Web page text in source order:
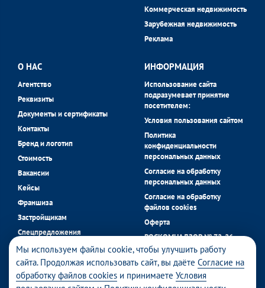
Мы используем файлы cookie, чтобы улучшить работу
сайта. Продолжая использовать сайт, вы даёте Согласие на
обработку файлов cookies и принимаете Условия
Коммерческая недвижимость
Зарубежная недвижимость
Реклама
О НАС
Агентство
Реквизиты
Документы и сертификаты
Контакты
Бренд и логотип
Стоимость
Вакансии
Кейсы
Франшиза
Застройщикам
Спецпредложения
Блог
ИНФОРМАЦИЯ
Использование сайта
подразумевает принятие
посетителем:
Условия пользования сайтом
Политика
конфиденциальности
персональных данных
Согласие на обработку
персональных данных
Согласие на обработку
файлов cookies
Оферта
РОСКОМНАДЗОР № 72-26-
058056 в реестре операторов
персональных данных.